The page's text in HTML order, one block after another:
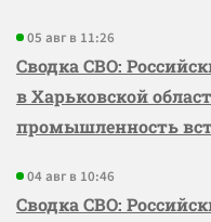
05 авг в 11:26
Сводка СВО:
в Харьковской
промышленность
04 авг в 10:46
Сводка СВО: